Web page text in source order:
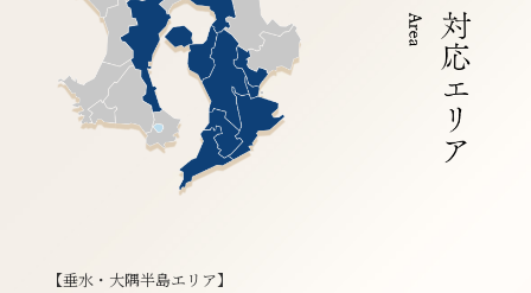
【垂水・大隅半島エリア】